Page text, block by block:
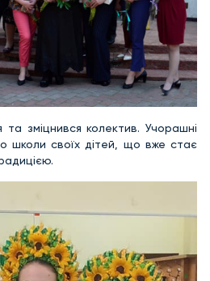
зміцнився колектив. Учорашні
школи своїх дітей, що вже стає